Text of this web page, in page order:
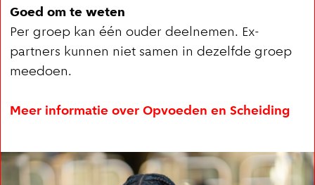
Goed om te weten
Per groep kan één ouder deelnemen. Ex-
partners kunnen niet samen in dezelfde groep
meedoen.
Meer informatie over Opvoeden en Scheiding